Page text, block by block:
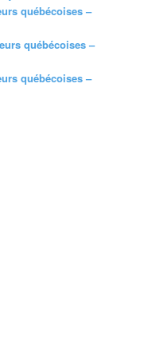
québécoises –
québécoises –
québécoises –